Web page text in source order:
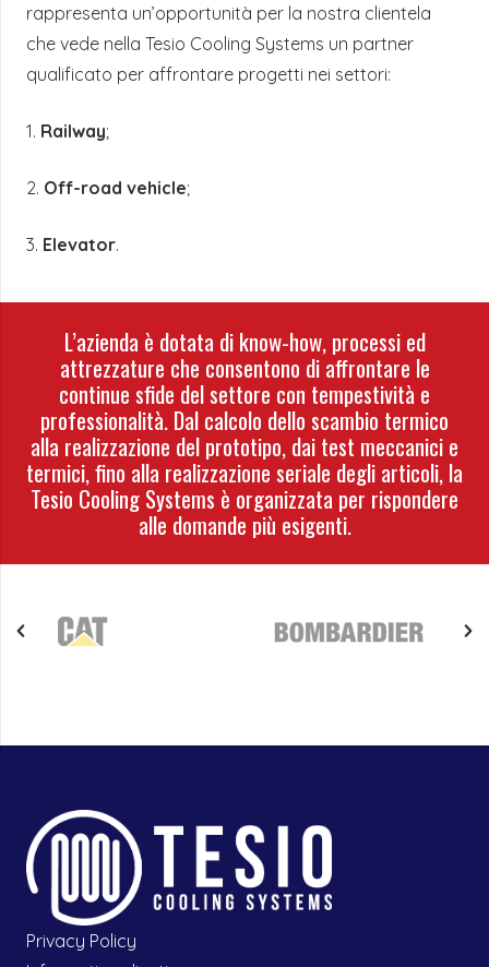
rappresenta un’opportunità per la nostra clientela
che vede nella Tesio Cooling Systems un partner
qualificato per affrontare progetti nei settori:
1. Railway;
2. Off-road vehicle;
3. Elevator.
L’azienda è dotata di know-how, processi ed
attrezzature che consentono di affrontare le
continue sfide del settore con tempestività e
professionalità. Dal calcolo dello scambio termico
alla realizzazione del prototipo, dai test meccanici e
termici, fino alla realizzazione seriale degli articoli, la
Tesio Cooling Systems è organizzata per rispondere
alle domande più esigenti.
Privacy Policy